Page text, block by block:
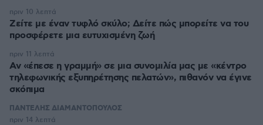
Ζείτε με έναν τυφλό σκύλο; Δείτε πώς μπορείτε να του
προσφέρετε μια ευτυχισμένη ζωή
πριν 10 λεπτά
Αν «έπεσε η γραμμή» σε μια συνομιλία μας με «κέντρο
τηλεφωνικής εξυπηρέτησης πελατών», πιθανόν να έγινε
σκόπιμα
πριν 11 λεπτά
ΠΑΝΤΕΛΗΣ ΔΙΑΜΑΝΤΟΠΟΥΛΟΣ
πριν 14 λεπτά